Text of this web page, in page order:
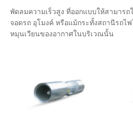
พัดลมความเร็วสูง ที่ออกแบบให้สามาร
จอดรถ อุโมงค์ หรือแม้กระทั้งสถานีรถไ
หมุนเวียนของอากาศในบริเวณนั้น